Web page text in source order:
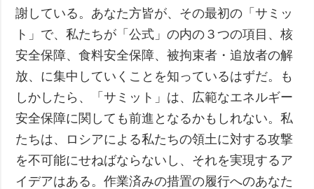
謝している。あなた方皆が、その最初の「サミッ
ト」で、私たちが「公式」の内の３つの項目、核
安全保障、食料安全保障、被拘束者・追放者の解
放、に集中していくことを知っているはずだ。も
しかしたら、「サミット」は、広範なエネルギー
安全保障に関しても前進となるかもしれない。私
たちは、ロシアによる私たちの領土に対する攻撃
を不可能にせねばならないし、それを実現するア
イデアはある。作業済みの措置の履行へのあなた